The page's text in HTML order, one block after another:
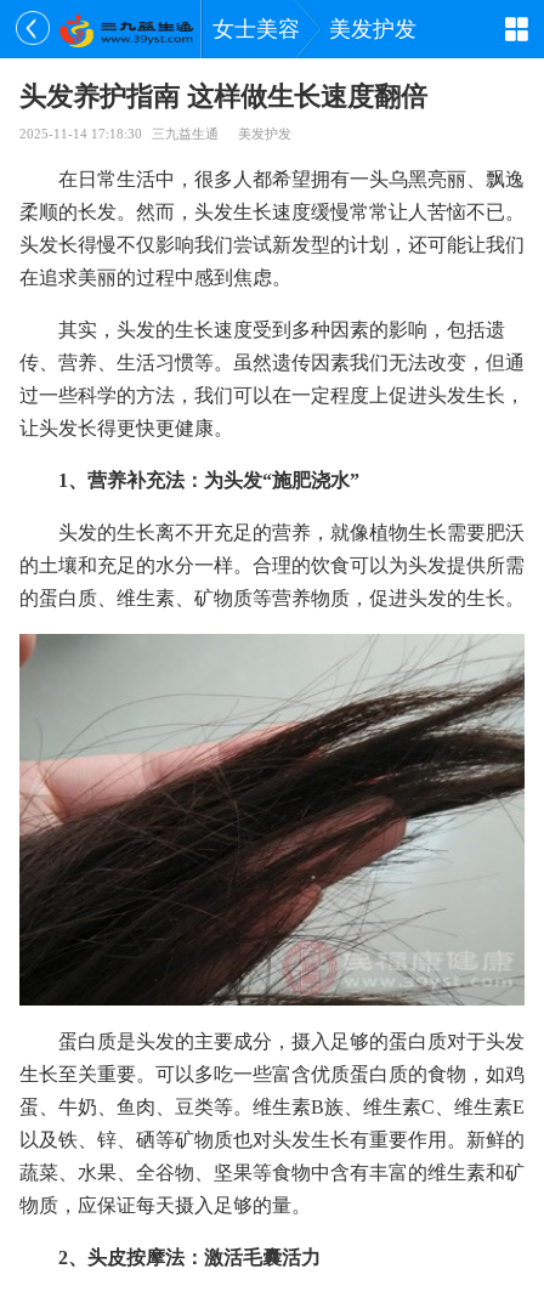
女士美容 美发护发
头发养护指南 这样做生长速度翻倍
2025-11-14 17:18:30 三九益生通 美发护发
在日常生活中，很多人都希望拥有一头乌黑亮丽、飘逸
柔顺的长发。然而，头发生长速度缓慢常常让人苦恼不已。
头发长得慢不仅影响我们尝试新发型的计划，还可能让我们
在追求美丽的过程中感到焦虑。
其实，头发的生长速度受到多种因素的影响，包括遗
传、营养、生活习惯等。虽然遗传因素我们无法改变，但通
过一些科学的方法，我们可以在一定程度上促进头发生长，
让头发长得更快更健康。
1、营养补充法：为头发“施肥浇水”
头发的生长离不开充足的营养，就像植物生长需要肥沃
的土壤和充足的水分一样。合理的饮食可以为头发提供所需
的蛋白质、维生素、矿物质等营养物质，促进头发的生长。
蛋白质是头发的主要成分，摄入足够的蛋白质对于头发
生长至关重要。可以多吃一些富含优质蛋白质的食物，如鸡
蛋、牛奶、鱼肉、豆类等。维生素B族、维生素C、维生素E
以及铁、锌、硒等矿物质也对头发生长有重要作用。新鲜的
蔬菜、水果、全谷物、坚果等食物中含有丰富的维生素和矿
物质，应保证每天摄入足够的量。
2、头皮按摩法：激活毛囊活力